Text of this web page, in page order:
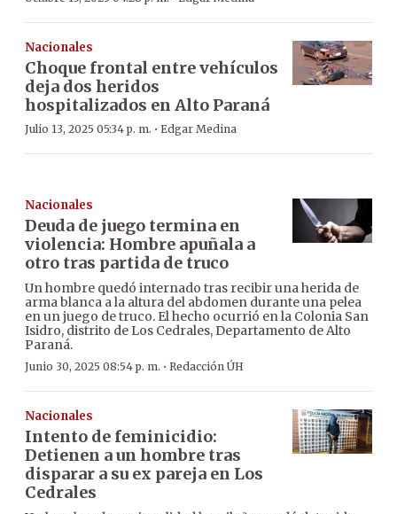
Nacionales
Choque frontal entre vehículos
deja dos heridos
hospitalizados en Alto Paraná
Julio 13, 2025 05:34 p. m. · Edgar Medina
Nacionales
Deuda de juego termina en
violencia: Hombre apuñala a
otro tras partida de truco
Un hombre quedó internado tras recibir una herida de
arma blanca a la altura del abdomen durante una pelea
en un juego de truco. El hecho ocurrió en la Colonia San
Isidro, distrito de Los Cedrales, Departamento de Alto
Paraná.
Junio 30, 2025 08:54 p. m. · Redacción ÚH
Nacionales
Intento de feminicidio:
Detienen a un hombre tras
disparar a su ex pareja en Los
Cedrales